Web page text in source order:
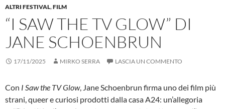
ALTRI FESTIVAL,FILM
“I SAW THE TV GLOW” DI
JANE SCHOENBRUN
17/11/2025 MIRKO SERRA LASCIA UN COMMENTO
Con I Saw the TV Glow, Jane Schoenbrun firma uno dei film più
strani, queer e curiosi prodotti dalla casa A24: un’allegoria